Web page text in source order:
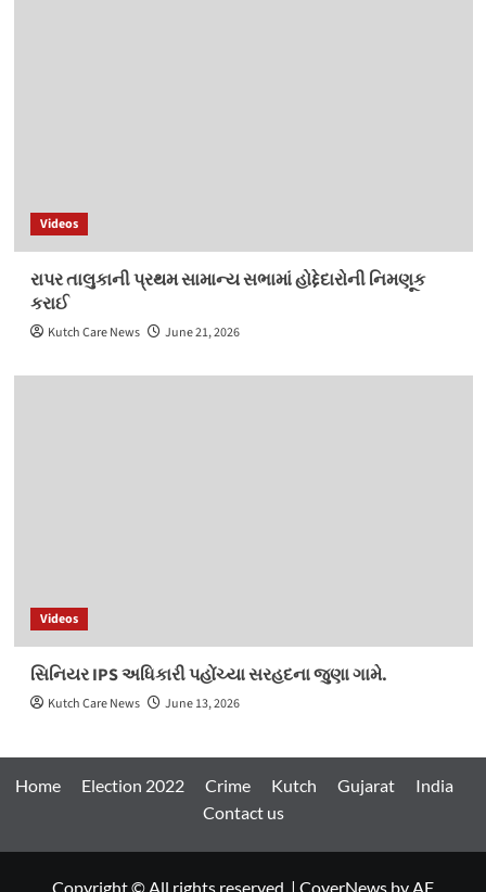
Videos
રાપર તાલુકાની પ્રથમ સામાન્ય સભામાં હોદ્દેદારોની નિમણૂક
કરાઈ
Kutch Care News June 21, 2026
Videos
સિનિયર IPS અધિકારી પહોંચ્યા સરહદના જુણા ગામે.
Kutch Care News June 13, 2026
Home Election 2022 Crime Kutch Gujarat
India
Contact us
Copyright © All rights reserved. | CoverNews by AF